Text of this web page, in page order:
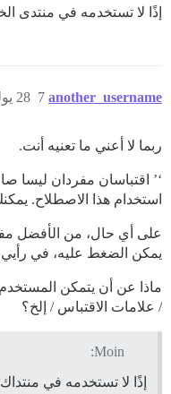
إذًا لا تستخدمه في منتدى
another_username 28 يوليو 2024، 7:47م 7
ربما لا أعني ما تعنيه أنت.
‘’ اقتباسان مفردان ليسا
استخدام هذا الاصطلاح.
على أي حال، من الأفضل
يمكن الضغط عليه، في رأيي
ماذا عن أن يتمكن
/ علامات الاقتباس / إلخ؟
Moin:
إذًا لا تستخدمه في منتداك